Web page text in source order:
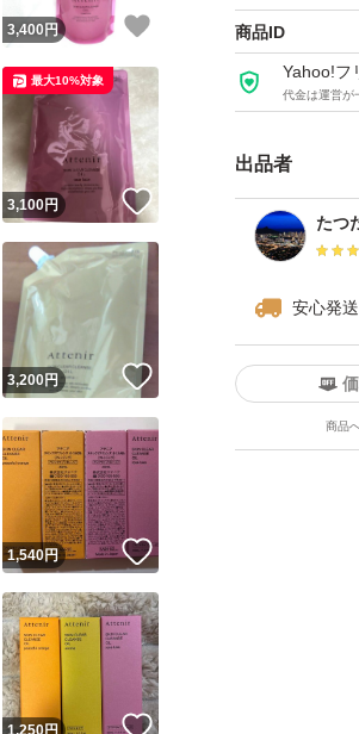
※新品未使用
合がござい
商品の説明
2016年の発
これを、ク
品。
そしてこの
アすべく研究
商品ID
Yahoo!フ
代金は運営が
出品者
たつ
安心発送
ユーザーの実績について
商品
いね！
3,400 円
いね！
3,100円
最大10%対象
ね！
3,200円
いね！
1,540円 いいね！
いね！
1,250円 いいね！